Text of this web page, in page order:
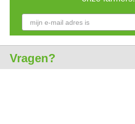
Vragen?